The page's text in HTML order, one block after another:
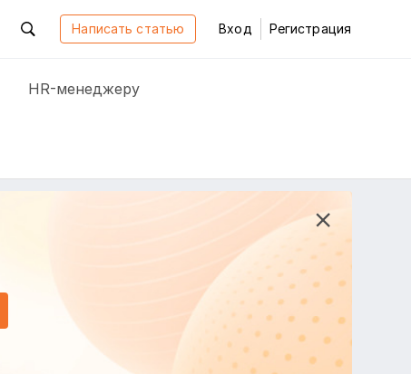
Написать статью Вход Регистрация
HR-менеджеру